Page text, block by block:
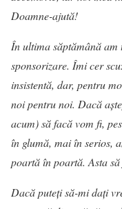
Doamne-ajută!
În ultima săptămână
sponsorizare. Îmi cer
insistentă, dar, pentru
noi pentru noi. Dacă
acum) să facă vom fi,
în glumă, mai în serios,
poartă în poartă. Asta
Dacă puteți să-mi dați